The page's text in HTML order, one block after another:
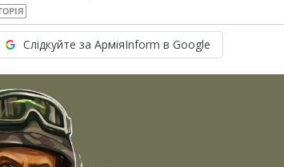
Слідкуйте за АрміяInform в Google